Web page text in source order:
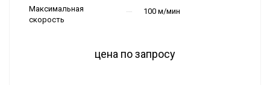
Максимальная
скорость
100 м/мин
цена по запросу